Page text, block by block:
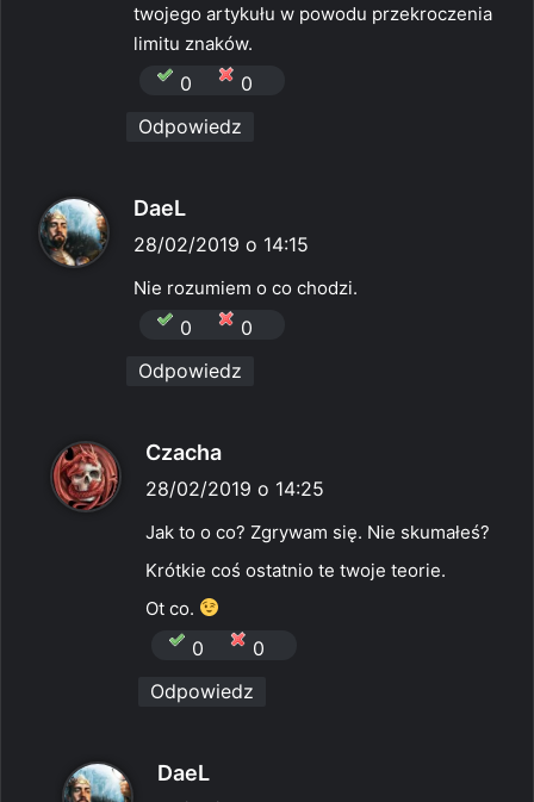
twojego artykułu w powodu przekroczenia
limitu znaków.
0
0
Odpowiedz
DaeL
i
e
:
28/02/2019 o 14:15
Nie rozumiem o co chodzi.
0
0
Odpowiedz
Czacha
i
e
28/02/2019 o 14:25
Jak to o co? Zgrywam się. Nie skumałeś?
Krótkie coś ostatnio te twoje teorie.
Ot co.
0
0
Odpowiedz
DaeL